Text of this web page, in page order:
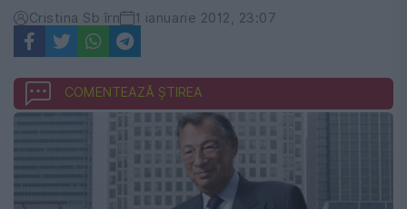
Cristina Sb îrn 1 ianuarie 2012, 23:07
COMENTEAZĂ ȘTIREA